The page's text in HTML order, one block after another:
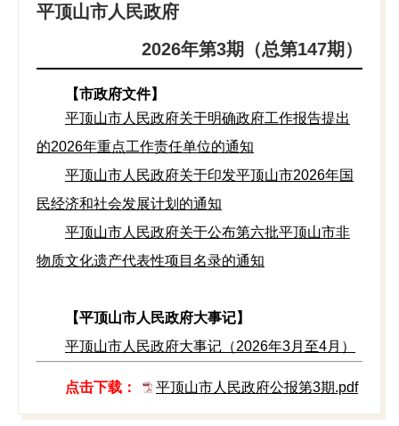
平顶山市人民政府
2026年第3期（总第147期）
【市政府文件】
平顶山市人民政府关于明确政府工作报告提出
的2026年重点工作责任单位的通知
平顶山市人民政府关于印发平顶山市2026年国
民经济和社会发展计划的通知
平顶山市人民政府关于公布第六批平顶山市非
物质文化遗产代表性项目名录的通知
【平顶山市人民政府大事记】
平顶山市人民政府大事记（2026年3月至4月）
点击下载： 平顶山市人民政府公报第3期.pdf